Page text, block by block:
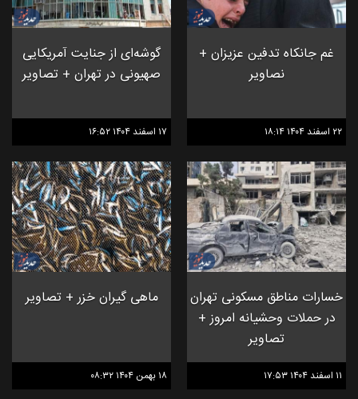
غم جانکاه تدفین عزیزان +
نصاویر
۲۲ اسفند ۱۴۰۴ ۱۸:۱۴
گوشه‌ای از جنایت آمریکایی
صهیونی در تهران + تصاویر
۱۷ اسفند ۱۴۰۴ ۱۶:۵۲
خسارات مناطق مسکونی تهران
در حملات وحشیانه امروز +
تصاویر
۱۱ اسفند ۱۴۰۴ ۱۷:۵۳
ماهی گیران خزر + تصاویر
۱۸ بهمن ۱۴۰۴ ۰۸:۳۲